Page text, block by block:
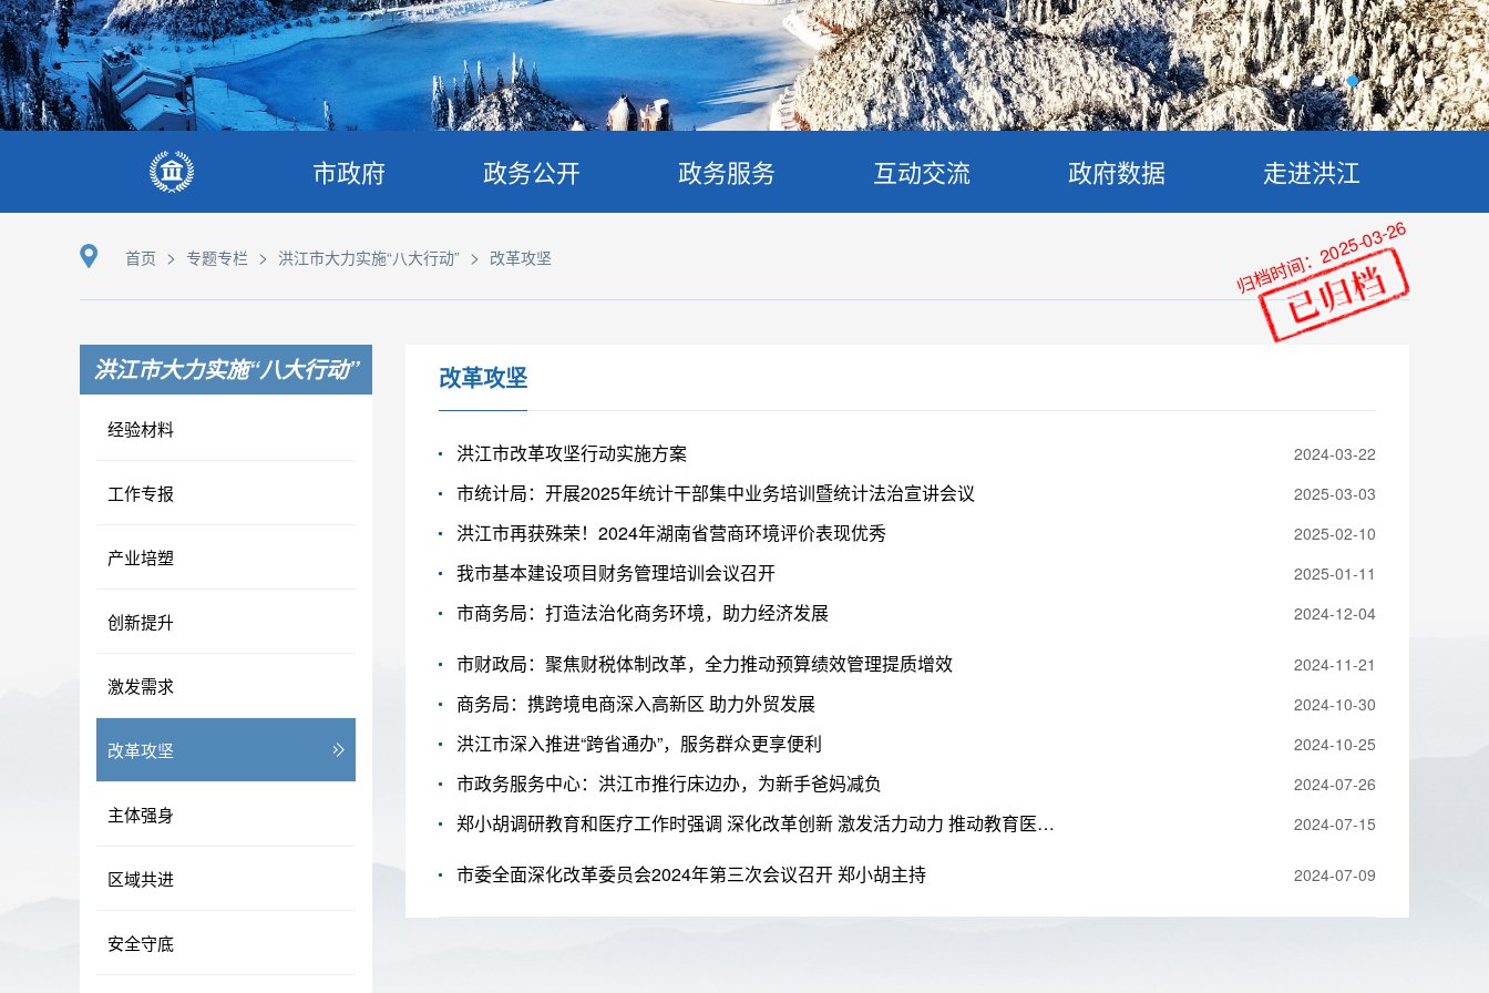
市政府 政务公开 政务服务 互动交流 政府数据 走进洪江
首页 > 专题专栏 > 洪江市大力实施“八大行动” > 改革攻坚
洪江市大力实施“八大行动”
经验材料
工作专报
产业培塑
创新提升
激发需求
改革攻坚
主体强身
区域共进
安全守底
改革攻坚
洪江市改革攻坚行动实施方案 2024-03-22
市统计局：开展2025年统计干部集中业务培训暨统计法治宣讲会议 2025-03-03
洪江市再获殊荣！2024年湖南省营商环境评价表现优秀 2025-02-10
我市基本建设项目财务管理培训会议召开 2025-01-11
市商务局：打造法治化商务环境，助力经济发展 2024-12-04
市财政局：聚焦财税体制改革，全力推动预算绩效管理提质增效 2024-11-21
商务局：携跨境电商深入高新区 助力外贸发展 2024-10-30
洪江市深入推进“跨省通办”，服务群众更享便利 2024-10-25
市政务服务中心：洪江市推行床边办，为新手爸妈减负 2024-07-26
郑小胡调研教育和医疗工作时强调 深化改革创新 激发活力动力 推动教育医疗发展取得新成效 2024-07-15
市委全面深化改革委员会2024年第三次会议召开 郑小胡主持 2024-07-09
归档时间：2025-03-26